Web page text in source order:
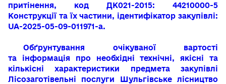
притінення, код ДК021-2015: 44210000-5
Конструкції та їх частини, ідентифікатор закупівлі:
UA-2025-05-09-011971-a.
Обґрунтування очікуваної вартості
та інформація про необхідні технічні, якісні та
кількісні характеристики предмета закупівлі
Лісозаготівельні послуги Шульгівське лісництво